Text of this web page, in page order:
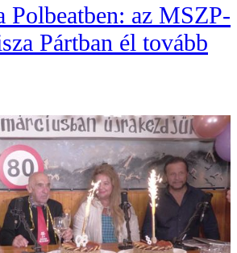
Polbeatben: az MSZP-
Pártban él tovább